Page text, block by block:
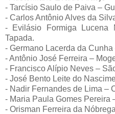
- Tarcísio Saulo de Paiva –
- Carlos Antônio Alves da
- Evilásio Formiga
Tapada.
- Germano Lacerda da
- Antônio José Ferreira –
- Francisco Alípio Neves –
- José Bento Leite do
- Nadir Fernandes de Lima –
- Maria Paula Gomes Pereira
- Orisman Ferreira da